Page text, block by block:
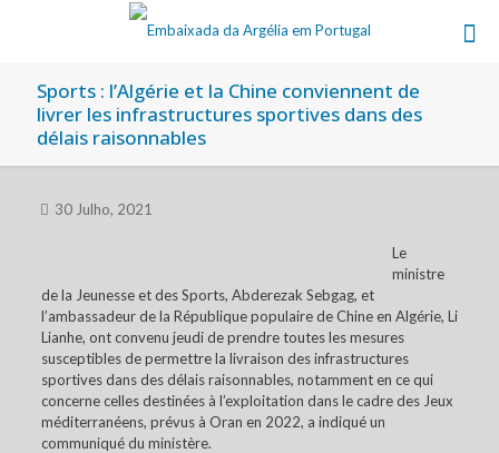
Sports : l’Algérie et la Chine conviennent de
livrer les infrastructures sportives dans des
délais raisonnables
30 Julho, 2021
Le
ministre
de la Jeunesse et des Sports, Abderezak Sebgag, et
l’ambassadeur de la République populaire de Chine en Algérie, Li
Lianhe, ont convenu jeudi de prendre toutes les mesures
susceptibles de permettre la livraison des infrastructures
sportives dans des délais raisonnables, notamment en ce qui
concerne celles destinées à l’exploitation dans le cadre des Jeux
méditerranéens, prévus à Oran en 2022, a indiqué un
communiqué du ministère.